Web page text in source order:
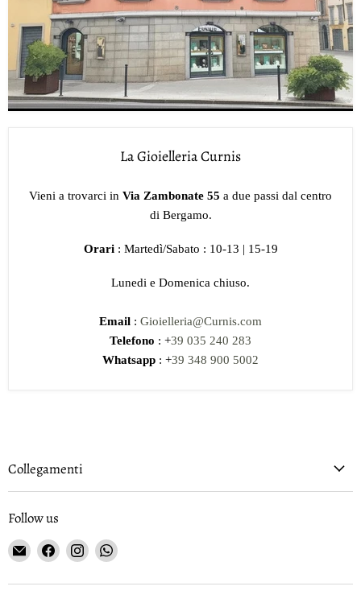
La Gioielleria Curnis
Vieni a trovarci in Via Zambonate 55 a due passi dal centro
di Bergamo.
Orari : Martedì/Sabato : 10-13 | 15-19
Lunedi e Domenica chiuso.
Email : Gioielleria@Curnis.com
Telefono : +39 035 240 283
Whatsapp : +39 348 900 5002
Collegamenti
Follow us
Email
Gioielleria
Curnis
Find
on
Find
on
Find
on